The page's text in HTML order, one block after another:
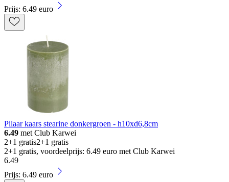
Prijs: 6.49 euro
Pilaar kaars stearine donkergroen - h10xd6,8cm
6.49 met Club Karwei
2+1 gratis2+1 gratis
2+1 gratis, voordeelprijs: 6.49 euro met Club Karwei
6.49
Prijs: 6.49 euro